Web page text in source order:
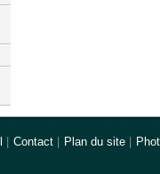
Contact Plan du site